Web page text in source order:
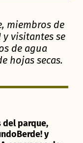
miembros de
y visitantes se
de agua
hojas secas.
del parque,
y